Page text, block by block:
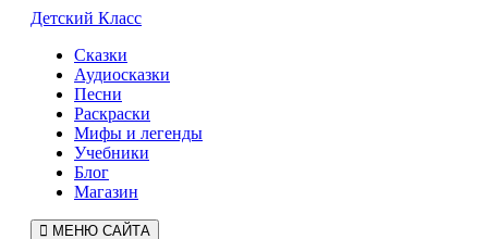
Детский Класс
Сказки
Аудиосказки
Песни
Раскраски
Мифы и легенды
Учебники
Блог
Магазин
МЕНЮ САЙТА